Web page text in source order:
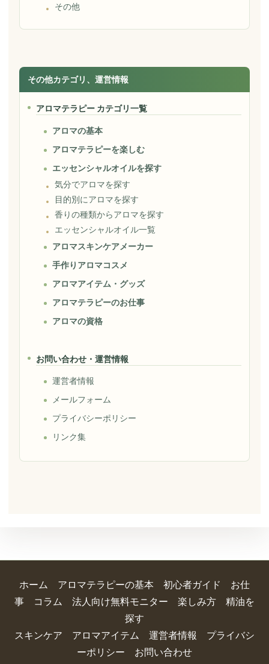
その他
その他カテゴリ、運営情報
アロマテラピー カテゴリ一覧
アロマの基本
アロマテラピーを楽しむ
エッセンシャルオイルを探す
気分でアロマを探す
目的別にアロマを探す
香りの種類からアロマを探す
エッセンシャルオイル一覧
アロマスキンケアメーカー
手作りアロマコスメ
アロマアイテム・グッズ
アロマテラピーのお仕事
アロマの資格
お問い合わせ・運営情報
運営者情報
メールフォーム
プライバシーポリシー
リンク集
ホーム アロマテラピーの基本 初心者ガイド
お仕
事
コラム 法人向け無料モニター 楽しみ方
精油を
探す
スキンケア
アロマアイテム 運営者情報
プライバシ
ーポリシー
お問い合わせ